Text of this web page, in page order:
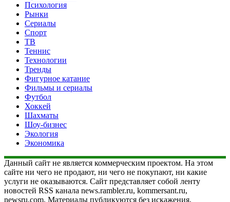
Психология
Рынки
Сериалы
Спорт
ТВ
Теннис
Технологии
Тренды
Фигурное катание
Фильмы и сериалы
Футбол
Хоккей
Шахматы
Шоу-бизнес
Экология
Экономика
Данный сайт не является коммерческим проектом. На этом
сайте ни чего не продают, ни чего не покупают, ни какие
услуги не оказываются. Сайт представляет собой ленту
новостей RSS канала news.rambler.ru, kommersant.ru,
newsru.com. Материалы публикуются без искажения,